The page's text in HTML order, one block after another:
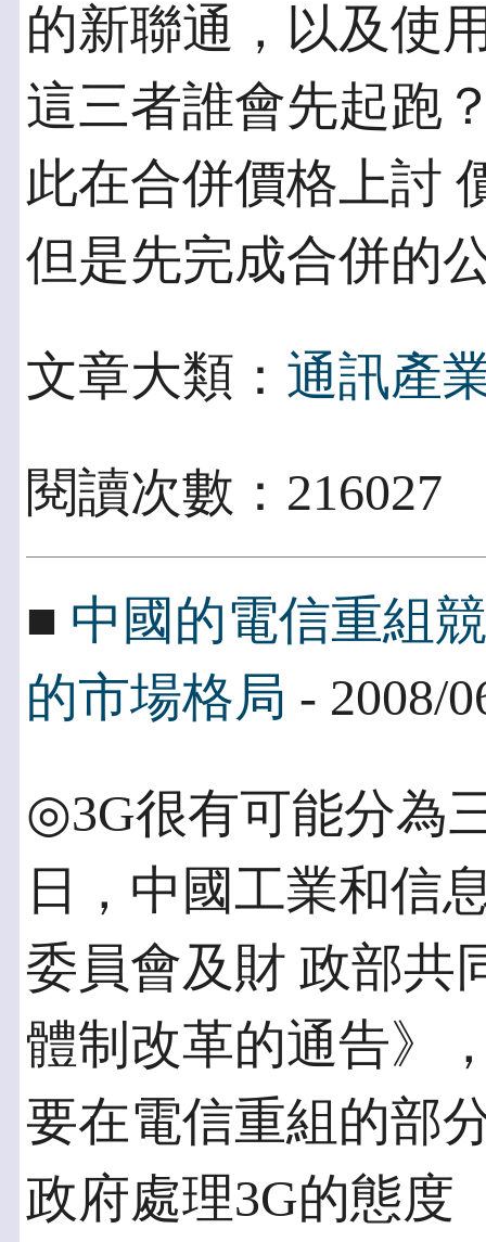
的新聯通，以及使
這三者誰會先起跑
此在合併價格上討
但是先完成合併的
文章大類： 通訊產
閱讀次數：
■ 中國的電信重組
的市場格局 - 2008/
◎3G很有可能分為
日，中國工業和信
委員會及財 政部共
體制改革的通告》
要在電信重組的部
政府處理3G的態度